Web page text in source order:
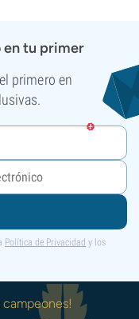
en tu primer
primero en
Política de Privacidad y los
campeones!